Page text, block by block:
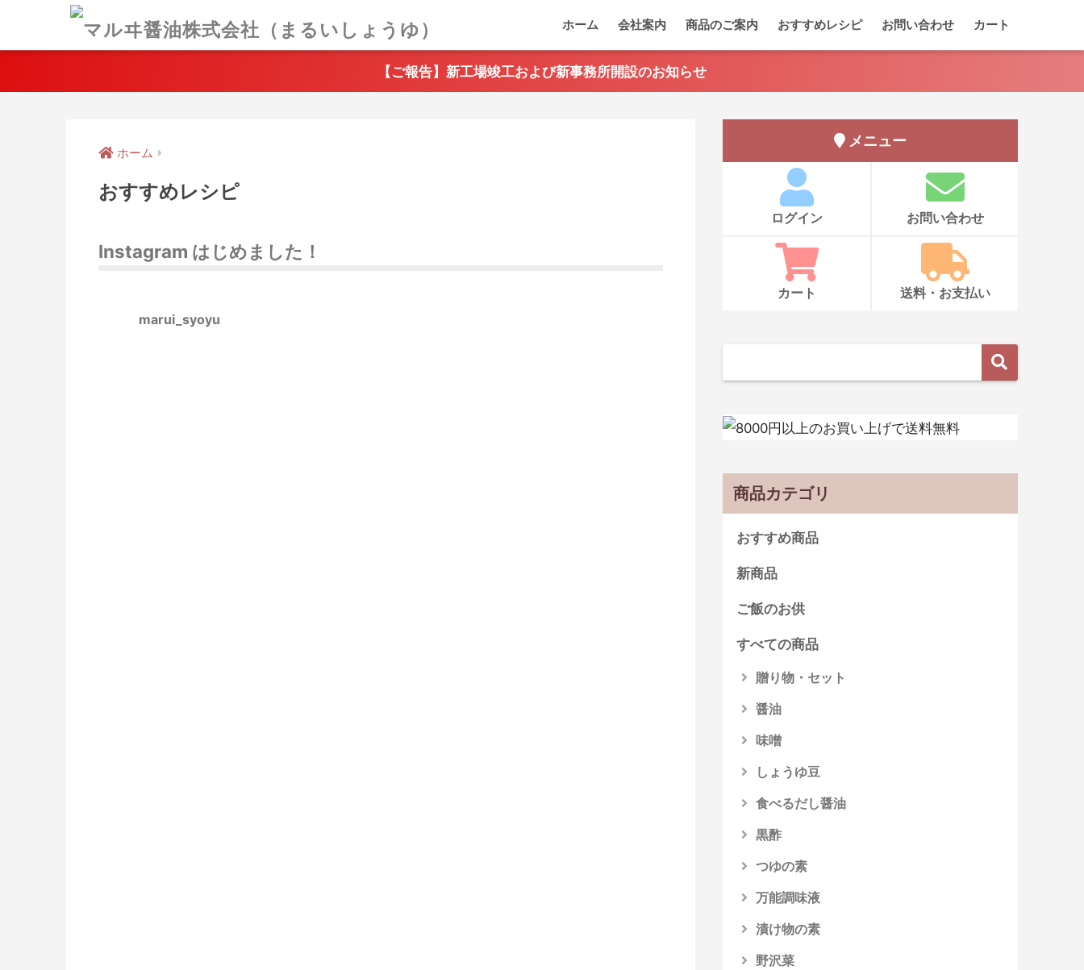
ホーム 会社案内 商品のご案内 おすすめレシピ お問い合わせ カート
【ご報告】新工場竣工および新事務所開設のお知らせ
ホーム
おすすめレシピ
Instagram はじめました！
marui_syoyu
メニュー
ログイン お問い合わせ
カート 送料・お支払い
商品カテゴリ
おすすめ商品
新商品
ご飯のお供
すべての商品
贈り物・セット
醤油
味噌
しょうゆ豆
食べるだし醤油
黒酢
つゆの素
万能調味液
漬け物の素
野沢菜